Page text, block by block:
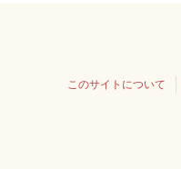
このサイトについて